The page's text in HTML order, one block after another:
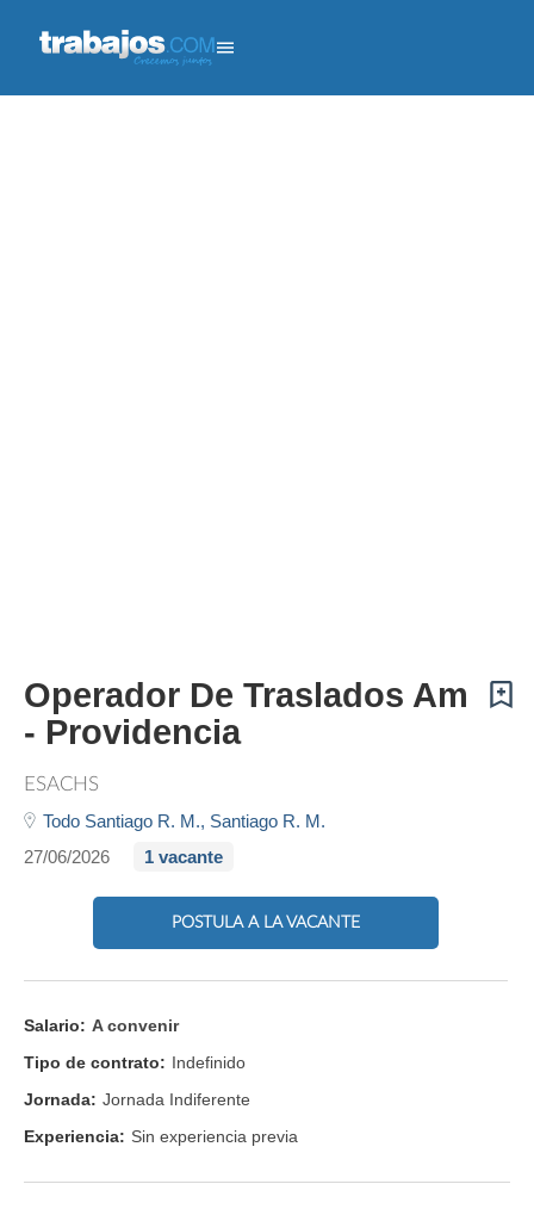
Operador De Traslados Am
- Providencia
ESACHS
Todo Santiago R. M., Santiago R. M.
27/06/2026
1 vacante
POSTULA A LA VACANTE
Salario: A convenir
Tipo de contrato: Indefinido
Jornada: Jornada Indiferente
Experiencia: Sin experiencia previa